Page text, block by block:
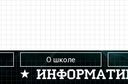
О школе